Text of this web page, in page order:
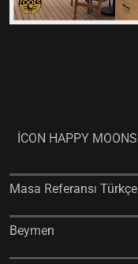
İCON HAPPY MOONS
Masa Referansı Türkçe
Beymen